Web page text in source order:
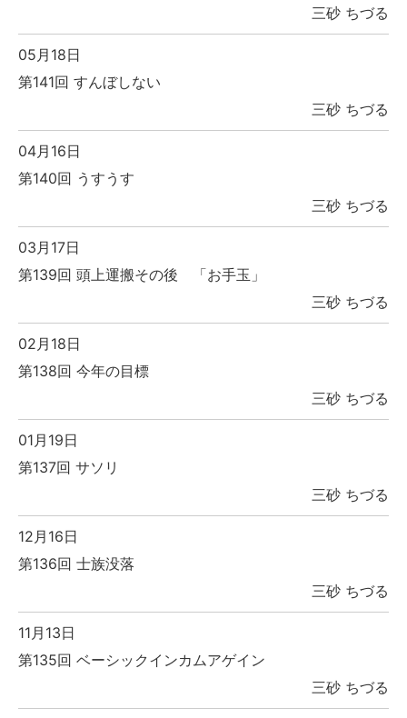
三砂 ちづる
05月18日
第141回 すんぼしない
三砂 ちづる
04月16日
第140回 うすうす
三砂 ちづる
03月17日
第139回 頭上運搬その後 「お手玉」
三砂 ちづる
02月18日
第138回 今年の目標
三砂 ちづる
01月19日
第137回 サソリ
三砂 ちづる
12月16日
第136回 士族没落
三砂 ちづる
11月13日
第135回 ベーシックインカムアゲイン
三砂 ちづる